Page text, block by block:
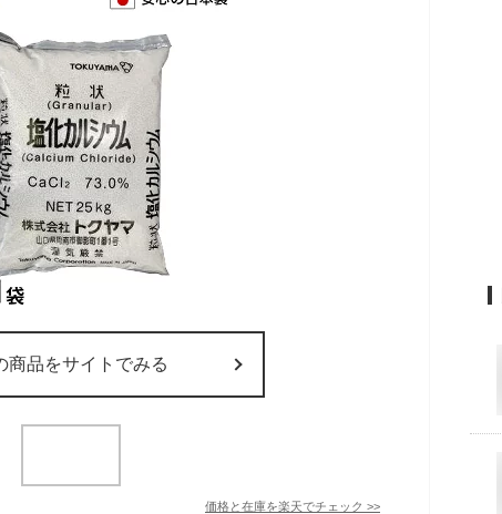
商品をサイトでみる
価格と在庫を楽天でチェック >>